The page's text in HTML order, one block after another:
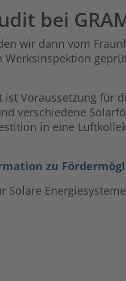
bei
wir dann vom
Werksinspektion
ist Voraussetzung für
verschiedene
in eine
zu
Energiesysteme